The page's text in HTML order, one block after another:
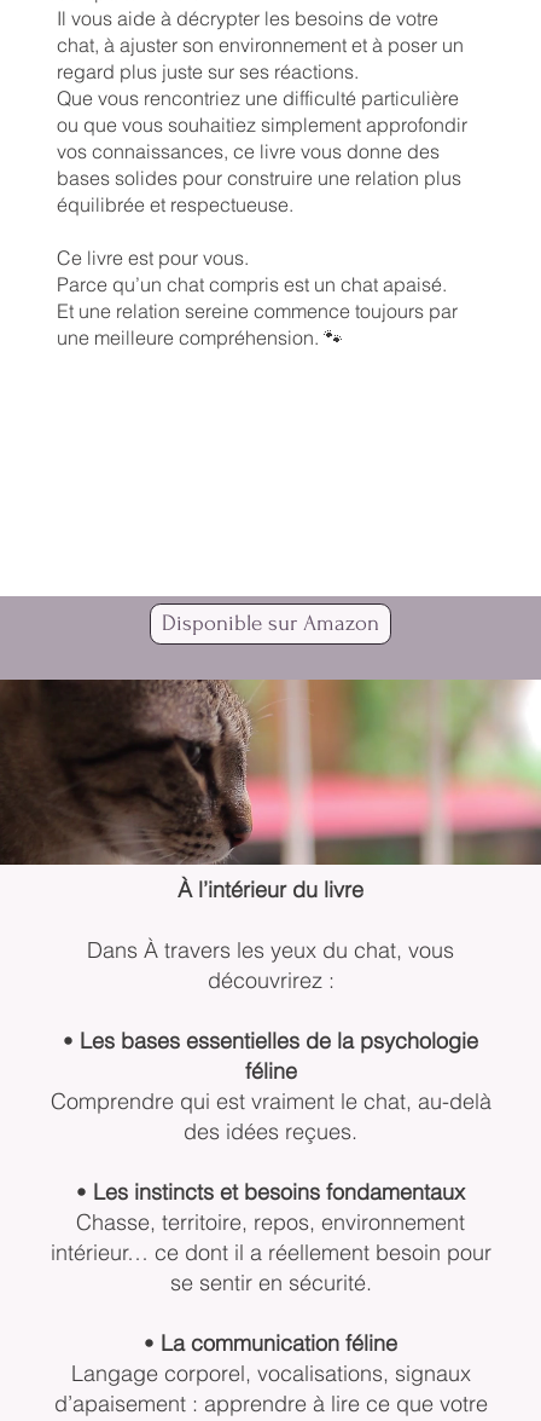
Il vous aide à décrypter les besoins de votre
chat, à ajuster son environnement et à poser un
regard plus juste sur ses réactions.
Que vous rencontriez une difficulté particulière
ou que vous souhaitiez simplement approfondir
vos connaissances, ce livre vous donne des
bases solides pour construire une relation plus
équilibrée et respectueuse.
Ce livre est pour vous.
Parce qu’un chat compris est un chat apaisé.
Et une relation sereine commence toujours par
une meilleure compréhension. 🐾
Disponible sur Amazon
À l’intérieur du livre
Dans À travers les yeux du chat, vous
découvrirez :
• Les bases essentielles de la psychologie
féline
Comprendre qui est vraiment le chat, au-delà
des idées reçues.
• Les instincts et besoins fondamentaux
Chasse, territoire, repos, environnement
intérieur… ce dont il a réellement besoin pour
se sentir en sécurité.
• La communication féline
Langage corporel, vocalisations, signaux
d’apaisement : apprendre à lire ce que votre